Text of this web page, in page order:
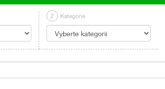
2 Kategorie